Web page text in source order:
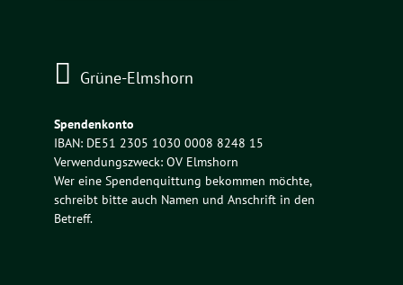
Grüne-Elmshorn
Spendenkonto
IBAN: DE51 2305 1030 0008 8248 15
Verwendungszweck: OV Elmshorn
Wer eine Spendenquittung bekommen möchte,
schreibt bitte auch Namen und Anschrift in den
Betreff.